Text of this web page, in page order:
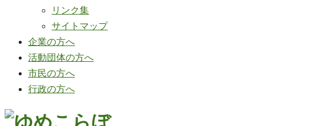
リンク集
サイトマップ
企業の方へ
活動団体の方へ
市民の方へ
行政の方へ